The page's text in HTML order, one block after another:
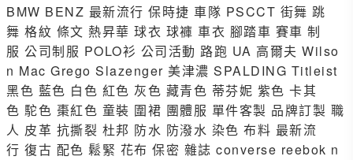
BMW BENZ 最新流行 保時捷 車隊 PSCCT 街舞 跳
舞 格紋 條文 熱昇華 球衣 球褲 車衣 腳踏車 賽車 制
服 公司制服 POLO衫 公司活動 路跑 UA 高爾夫 Wilso
n Mac Grego Slazenger 美津濃 SPALDING Titleist
黑色 藍色 白色 紅色 灰色 藏青色 蒂芬妮 紫色 卡其
色 駝色 棗紅色 童裝 圍裙 團體服 單件客製 品牌訂製 職
人 皮革 抗撕裂 杜邦 防水 防潑水 染色 布料 最新流
行 復古 配色 鬆緊 花布 保密 雜誌 converse reebok n